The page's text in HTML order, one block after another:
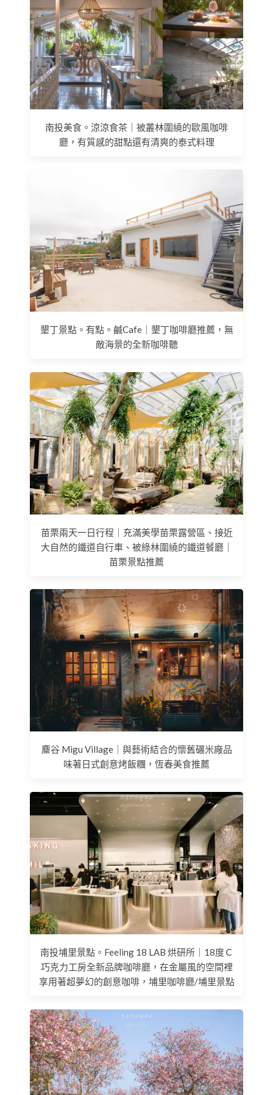
南投美食。涼涼食茶｜被叢林圍繞的歐風咖啡
廳，有質感的甜點還有清爽的泰式料理
墾丁景點。有點。鹹Cafe｜墾丁咖啡廳推薦，無
敵海景的全新咖啡聽
苗栗兩天一日行程｜充滿美學苗栗露營區、接近
大自然的鐵道自行車、被綠林圍繞的鐵道餐廳｜
苗栗景點推薦
麋谷 Migu Village｜與藝術結合的懷舊碾米廠品
味著日式創意烤飯糰，恆春美食推薦
南投埔里景點。Feeling 18 LAB 烘研所｜18度Ｃ
巧克力工房全新品牌咖啡廳，在金屬風的空間裡
享用著超夢幻的創意咖啡，埔里咖啡廳/埔里景點